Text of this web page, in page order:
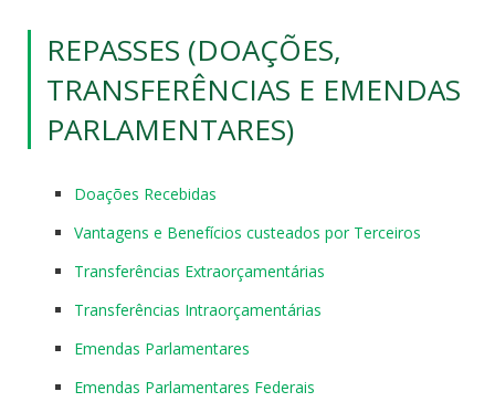
REPASSES (DOAÇÕES,
TRANSFERÊNCIAS E EMENDAS
PARLAMENTARES)
Doações Recebidas
Vantagens e Benefícios custeados por Terceiros
Transferências Extraorçamentárias
Transferências Intraorçamentárias
Emendas Parlamentares
Emendas Parlamentares Federais